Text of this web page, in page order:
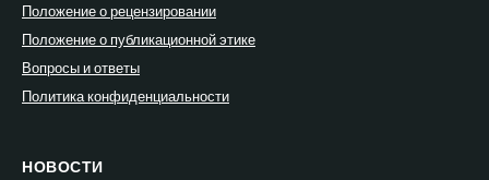
Положение о рецензировании
Положение о публикационной этике
Вопросы и ответы
Политика конфиденциальности
НОВОСТИ